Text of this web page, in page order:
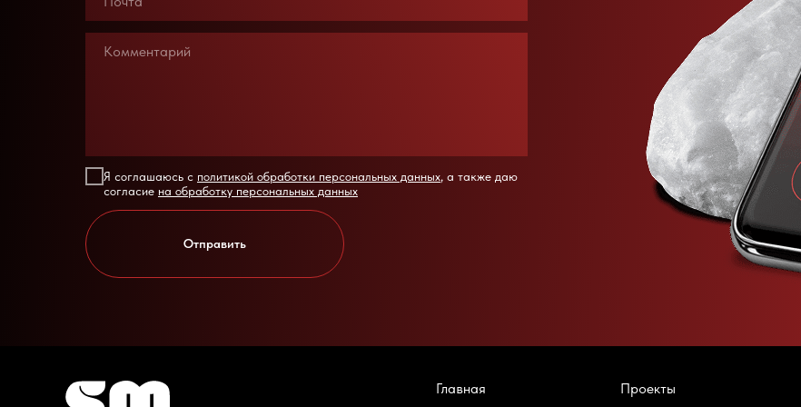
Я соглашаюсь с политикой обработки персональных данных, а также даю
согласие на обработку персональных данных
Отправить
Главная
Проекты